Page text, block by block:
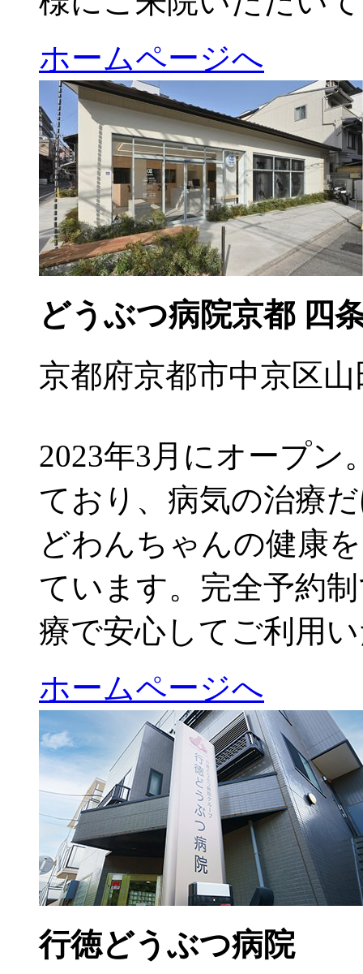
ホームページへ
どうぶつ病院京都 四
京都府京都市中京区山
2023年3月にオープン
ており、病気の治療
どわんちゃんの健康
ています。完全予約
療で安心してご利用
ホームページへ
行徳どうぶつ病院